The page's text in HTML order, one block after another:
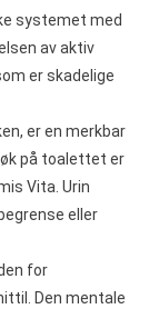
systemet med
av aktiv
er skadelige
er en merkbar
på toalettet er
Vita. Urin
eller
for
Den mentale